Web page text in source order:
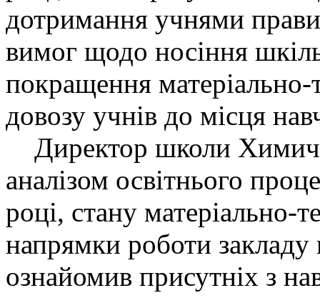
дотримання учнями
вимог щодо носіння
покращення
довозу учнів до місця
Директор школи Химич
аналізом освітнього
році, стану матеріально-
напрямки роботи
ознайомив присутніх з